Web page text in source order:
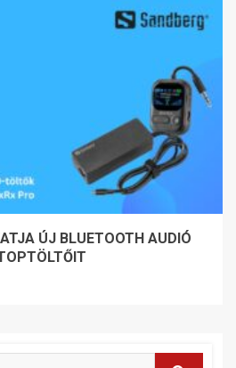
ÚJ BLUETOOTH AUDIÓ